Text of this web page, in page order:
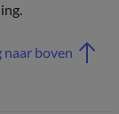
naar boven